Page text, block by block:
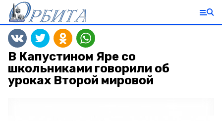
В Капустином Яре со
школьниками говорили об
уроках Второй мировой